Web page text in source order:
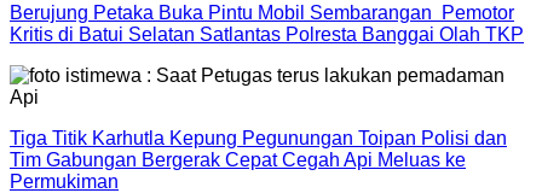
Berujung Petaka Buka Pintu Mobil Sembarangan Pemotor
Kritis di Batui Selatan Satlantas Polresta Banggai Olah TKP
Tiga Titik Karhutla Kepung Pegunungan Toipan Polisi dan
Tim Gabungan Bergerak Cepat Cegah Api Meluas ke
Permukiman